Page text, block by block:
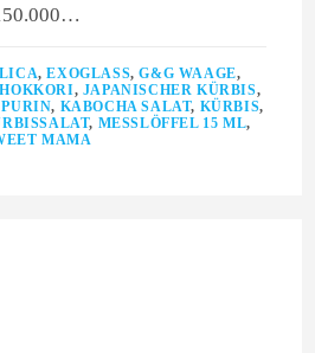
,EXOGLASS,G&G WAAGE,
HOKKORI, JAPANISCHER KÜRBIS,
, KABOCHA SALAT, KÜRBIS,
, MESSLÖFFEL 15 ML,
MAMA